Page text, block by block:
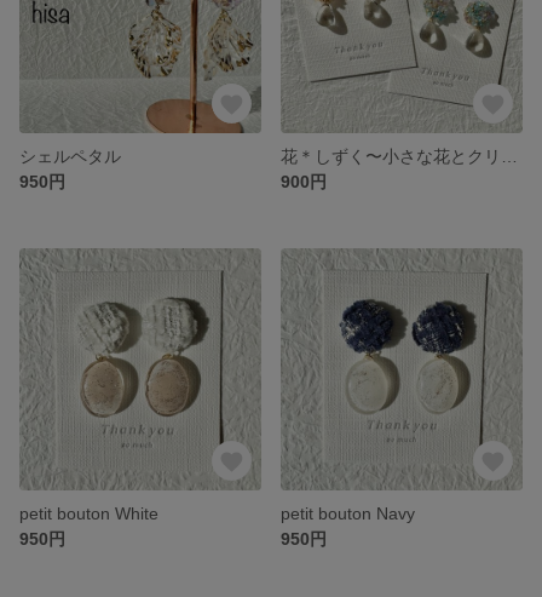
シェルペタル
950円
900円
petit bouton White
950円
petit bouton Navy
950円